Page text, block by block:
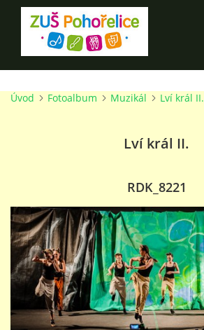
ÚVOD
100 LET ZUŠ POHOŘELICE
O ŠKOLE
PRO RODIČE
TALENTOVÉ ZKOUŠKY
Úvod Fotoalbum Muzikál Lví král II.
Lví král II.
RDK_8221